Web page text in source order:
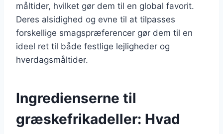
måltider, hvilket gør dem til en global favorit.
Deres alsidighed og evne til at tilpasses
forskellige smagspræferencer gør dem til en
ideel ret til både festlige lejligheder og
hverdagsmåltider.
Ingredienserne til
græskefrikadeller: Hvad